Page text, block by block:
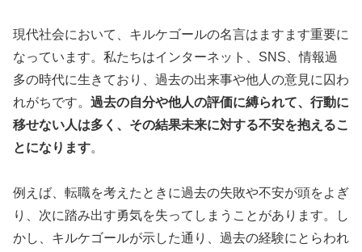
現代社会において、キルケゴールの名言はますます重要に
なっています。私たちはインターネット、SNS、情報過
多の時代に生きており、過去の出来事や他人の意見に囚わ
れがちです。 過去の自分や他人の評価に縛られて、行動に
移せない人は多く、その結果未来に対する不安を抱えるこ
とになります。
例えば、転職を考えたときに過去の失敗や不安が頭をよぎ
り、次に踏み出す勇気を失ってしまうことがあります。し
かし、キルケゴールが示した通り、過去の経験にとらわれ